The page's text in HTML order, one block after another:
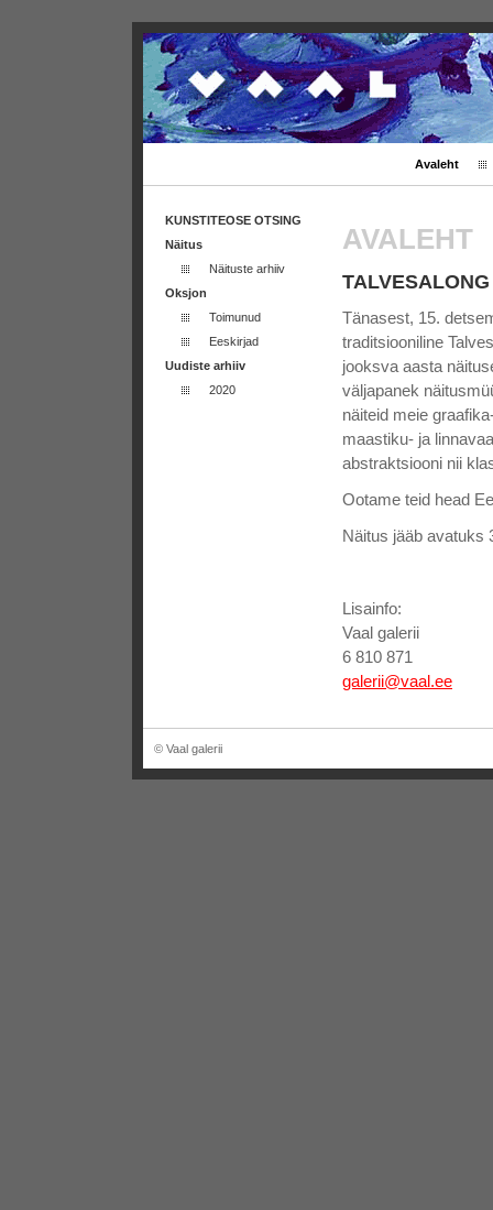
Avaleht
KUNSTITEOSE OTSING
Näitus
Näituste arhiiv
Oksjon
Toimunud
Eeskirjad
Uudiste arhiiv
2020
AVALEHT
Tänasest, 15.
traditsiooniline
jooksva aasta
väljapanek
näiteid meie
maastiku- ja
abstraktsiooni nii
Ootame teid head
Näitus jääb avatuks
Lisainfo:
Vaal galerii
6 810 871
galerii@vaal.ee
© Vaal galerii